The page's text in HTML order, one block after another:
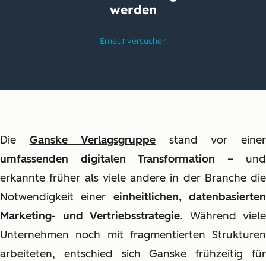
Die Ganske Verlagsgruppe stand vor einer
umfassenden digitalen Transformation – und
erkannte früher als viele andere in der Branche die
Notwendigkeit einer einheitlichen, datenbasierten
Marketing- und Vertriebsstrategie. Während viele
Unternehmen noch mit fragmentierten Strukturen
arbeiteten, entschied sich Ganske frühzeitig für